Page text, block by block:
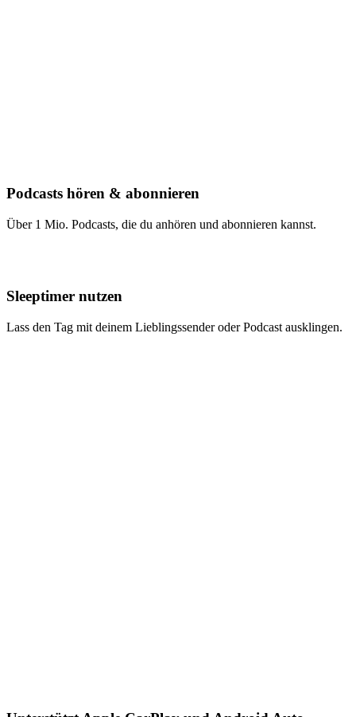
Podcasts hören & abonnieren
Über 1 Mio. Podcasts, die du anhören und abonnieren kannst.
Sleeptimer nutzen
Lass den Tag mit deinem Lieblingssender oder Podcast ausklingen.